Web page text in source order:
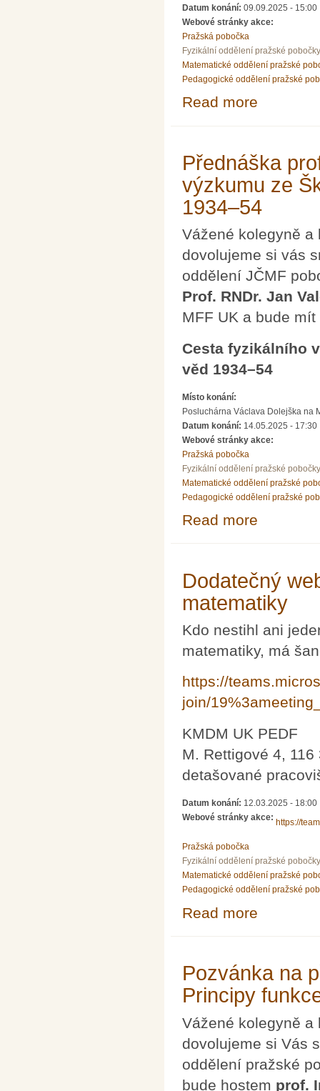
Datum konání: 09.09.2025 - 15:00
Webové stránky akce:
Pražská pobočka
Fyzikální oddělení pražské pobočky
Matematické oddělení pražské
Pedagogické oddělení pražské
Read more
Přednáška
výzkumu ze
1934–54
Vážené kolegyně a
dovolujeme si vás
oddělení JČMF
Prof. RNDr. Jan
MFF UK a bude
Cesta fyzikálního
věd 1934–54
Místo konání:
Posluchárna Václava Dolejška na
Datum konání: 14.05.2025 - 17:30
Webové stránky akce:
Pražská pobočka
Fyzikální oddělení pražské pobočky
Matematické oddělení pražské
Pedagogické oddělení pražské
Read more
Dodatečný
matematiky
Kdo nestihl ani
matematiky, má
https://
join/
KMDM UK PEDF
M. Rettigové 4, 116
detašované
Datum konání: 12.03.2025 - 18:00
Webové stránky akce:
https://
Pražská pobočka
Fyzikální oddělení pražské pobočky
Matematické oddělení pražské
Pedagogické oddělení pražské
Read more
Pozvánka na
Principy
Vážené kolegyně a
dovolujeme si Vás
oddělení pražské
bude hostem prof.